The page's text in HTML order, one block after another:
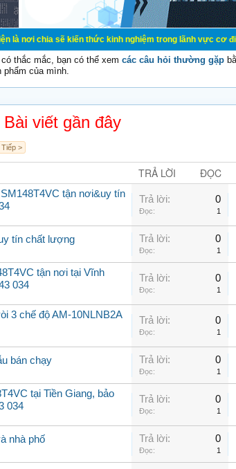
sẽ kiến thức kinh nghiệm trong lãnh vực cơ điện, mua
thắc mắc, bạn có thể xem các câu hỏi thường gặp
phẩm của mình.
Bài viết gần đây
Tiếp >
TRẢ LỜI ĐỌC
tận nơi&uy tín
Trả lời: 0
Đọc: 1
tín chất lượng Trả lời: 0
Đọc: 1
tận nơi tại Vĩnh
034
Trả lời: 0
Đọc: 1
3 chế độ AM-10NLNB2A
Trả lời: 0
Đọc: 1
bán chạy Trả lời: 0
Đọc: 1
tại Tiền Giang, bảo
034
Trả lời: 0
Đọc: 1
nhà phố Trả lời: 0
Đọc: 1